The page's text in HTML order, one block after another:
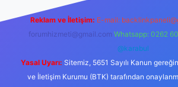
Reklam ve İletişim: E-mail:
forumhizmeti@gmail.com Whatsapp: 0262
@karabul
Yasal Uyarı: Sitemiz, 5651 Sayılı Kanun
ve İletişim Kurumu (BTK) tarafından